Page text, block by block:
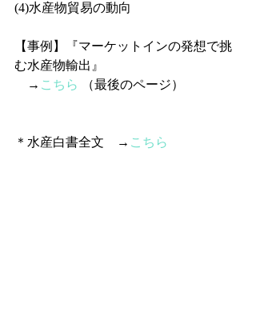
(4)水産物貿易の動向
【事例】『マーケットインの発想で挑
む水産物輸出』
→ こちら （最後のページ）
＊水産白書全文　→ こちら